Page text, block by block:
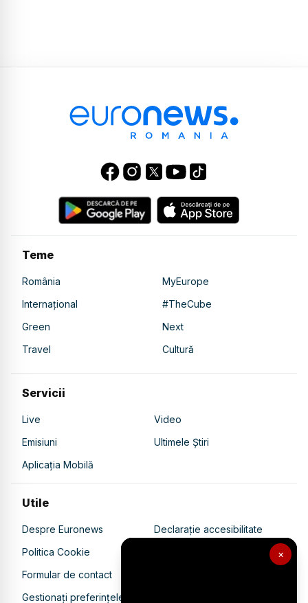
×
Teme
România
MyEurope
Internațional
#TheCube
Green
Next
Travel
Cultură
Servicii
Live
Video
Emisiuni
Ultimele Știri
Aplicația Mobilă
Utile
Despre Euronews
Declarație accesibilitate
Politica Cookie
Politica de confidențialitate
Formular de contact
Gestionați preferințele